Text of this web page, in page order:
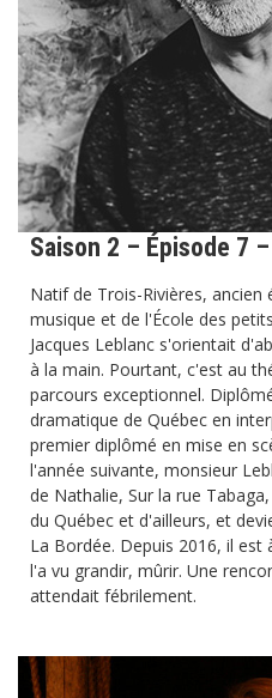
Saison 2 – Épisode 7
Natif de Trois-Rivières,
musique et de l'École des
Jacques Leblanc s'orientait
à la main. Pourtant, c'est au
parcours exceptionnel.
dramatique de Québec en
premier diplômé en mise en
l'année suivante, monsieur
de Nathalie, Sur la rue
du Québec et d'ailleurs, et
La Bordée. Depuis 2016, il
l'a vu grandir, mûrir. Une
attendait fébrilement.